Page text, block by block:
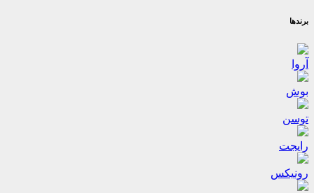
برندها
آروا
بوش
توسن
رایجت
رونیکس